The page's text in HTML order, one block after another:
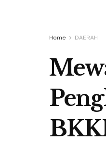
Home DAERAH